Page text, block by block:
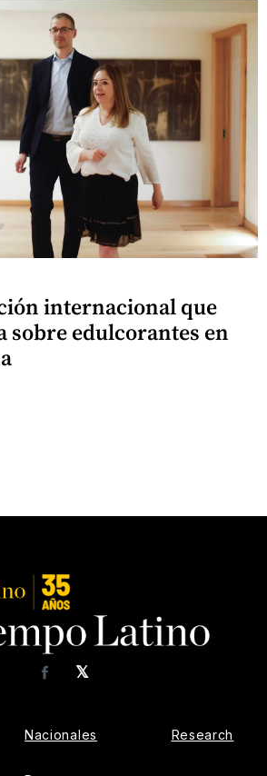
internacional que
sobre edulcorantes en
𝕏
Facebook
Nacionales Research